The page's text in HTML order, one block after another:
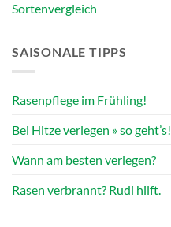
Sortenvergleich
SAISONALE TIPPS
Rasenpflege im Frühling!
Bei Hitze verlegen » so geht’s!
Wann am besten verlegen?
Rasen verbrannt? Rudi hilft.